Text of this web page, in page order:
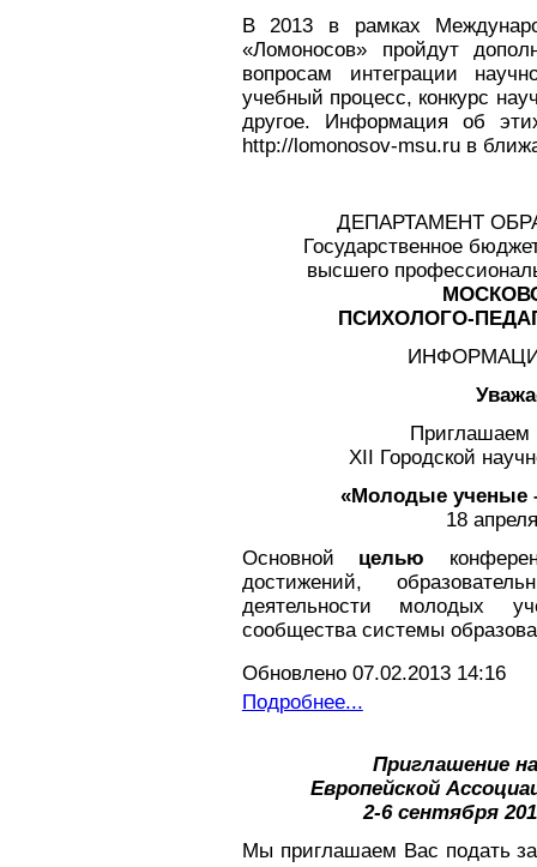
В 2013 в рамках
«Ломоносов» пройдут
вопросам интеграции
учебный процесс, конкурс
другое. Информация об
http://lomonosov-msu.ru в
ДЕПАРТАМЕНТ
Государственное
высшего
ПСИХОЛОГО-
Приглашаем
XII Городской
«Молодые ученые
18
Основной целью
достижений,
деятельности молодых
сообщества системы
Обновлено 07.02.2013 14:16
Подробнее...
Приглашение
Европейской
2-6 сентября
Мы приглашаем Вас подать